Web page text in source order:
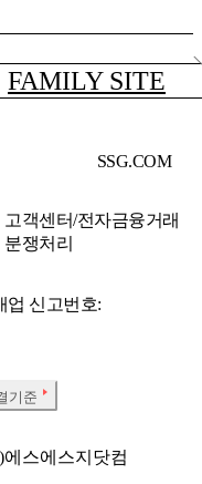
FAMILY SITE
고객센터/전자금융거래
분쟁처리
업 신고번호:
기준
SSG.COM
스에스지닷컴